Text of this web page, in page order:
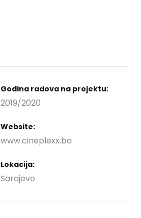
Godina radova na projektu:
2019/2020
Website:
www.cineplexx.ba
Lokacija:
Sarajevo